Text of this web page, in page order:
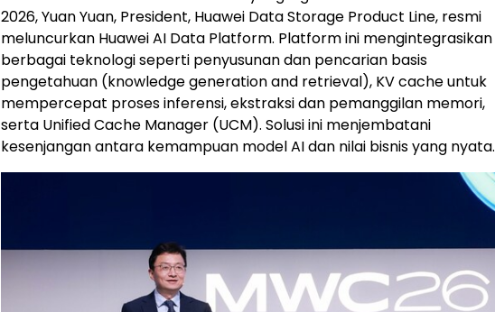
2026, Yuan Yuan, President, Huawei Data Storage Product Line, resmi
meluncurkan Huawei AI Data Platform. Platform ini mengintegrasikan
berbagai teknologi seperti penyusunan dan pencarian basis
pengetahuan (knowledge generation and retrieval), KV cache untuk
mempercepat proses inferensi, ekstraksi dan pemanggilan memori,
serta Unified Cache Manager (UCM). Solusi ini menjembatani
kesenjangan antara kemampuan model AI dan nilai bisnis yang nyata.